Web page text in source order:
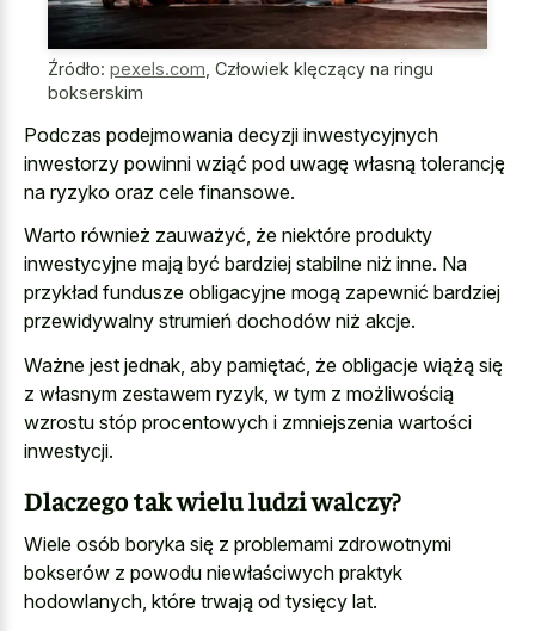
Źródło: pexels.com Człowiek klęczący na ringu
bokserskim
Podczas podejmowania decyzji inwestycyjnych
inwestorzy powinni wziąć pod uwagę własną tolerancję
na ryzyko oraz cele finansowe.
Warto również zauważyć, że niektóre produkty
inwestycyjne mają być bardziej stabilne niż inne. Na
przykład fundusze obligacyjne mogą zapewnić bardziej
przewidywalny strumień dochodów niż akcje.
Ważne jest jednak, aby pamiętać, że obligacje wiążą się
z własnym zestawem ryzyk, w tym z możliwością
wzrostu stóp procentowych i zmniejszenia wartości
inwestycji.
Dlaczego tak wielu ludzi walczy?
Wiele osób boryka się z problemami zdrowotnymi
bokserów z powodu niewłaściwych praktyk
hodowlanych, które trwają od tysięcy lat.